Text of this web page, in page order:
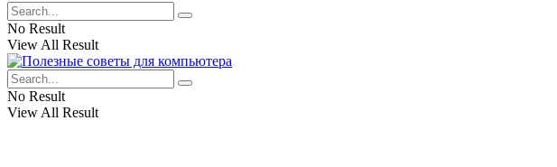
No Result
View All Result
No Result
View All Result